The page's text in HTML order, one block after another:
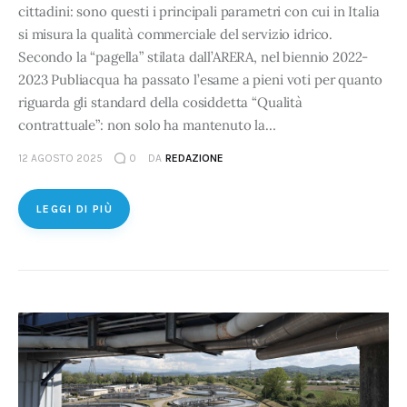
Cliccando su "Accetta tutti", l'Utente accetta di
memorizzare tutti i cookie sul dispositivo per le finalità
sopra indicate.
Cliccando su "Personalizza" l’Utente può gestire
cookie desiderati e le terze parti destinatarie della
Cliccando su "Rifiuta" o sulla "X" posizionata in alto a
impostazioni di default e dunque la continuazione della
navigazione in assenza di cookie o altri sistemi di
tracciamento ad esclusione di quelli tecnici indispensabili
per una corretta visualizzazione della pagina.
cittadini: sono questi i principali parametri con cui in Italia
si misura la qualità commerciale del servizio idrico.
Secondo la “pagella” stilata dall’ARERA, nel biennio 2022-
2023 Publiacqua ha passato l’esame a pieni voti per quanto
riguarda gli standard della cosiddetta “Qualità
contrattuale”: non solo ha mantenuto la…
12 AGOSTO 2025 0 DA REDAZIONE
LEGGI DI PIÙ